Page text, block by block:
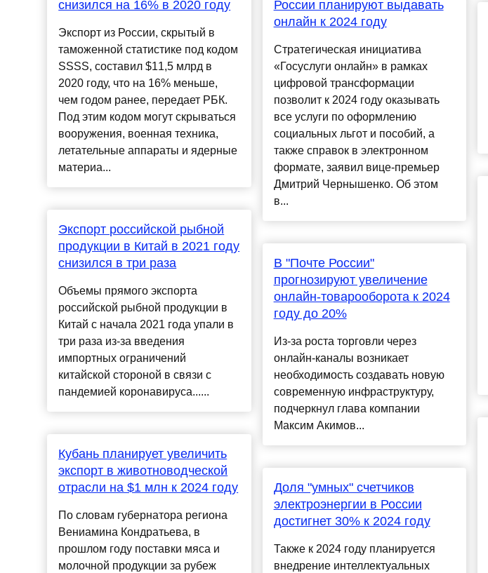
снизился на 16% в 2020 году
Экспорт из России, скрытый в
таможенной статистике под кодом
SSSS, составил $11,5 млрд в
2020 году, что на 16% меньше,
чем годом ранее, передает РБК.
Под этим кодом могут скрываться
вооружения, военная техника,
летательные аппараты и ядерные
материа...
Экспорт российской рыбной
продукции в Китай в 2021 году
снизился в три раза
Объемы прямого экспорта
российской рыбной продукции в
Китай с начала 2021 года упали в
три раза из-за введения
импортных ограничений
китайской стороной в связи с
пандемией коронавируса......
Кубань планирует увеличить
экспорт в животноводческой
отрасли на $1 млн к 2024 году
По словам губернатора региона
Вениамина Кондратьева, в
прошлом году поставки мяса и
молочной продукции за рубеж
России планируют выдавать
онлайн к 2024 году
Стратегическая инициатива
«Госуслуги онлайн» в рамках
цифровой трансформации
позволит к 2024 году оказывать
все услуги по оформлению
социальных льгот и пособий, а
также справок в электронном
формате, заявил вице-премьер
Дмитрий Чернышенко. Об этом
в...
В "Почте России"
прогнозируют увеличение
онлайн-товарооборота к 2024
году до 20%
Из-за роста торговли через
онлайн-каналы возникает
необходимость создавать новую
современную инфраструктуру,
подчеркнул глава компании
Максим Акимов...
Доля "умных" счетчиков
электроэнергии в России
достигнет 30% к 2024 году
Также к 2024 году планируется
внедрение интеллектуальных